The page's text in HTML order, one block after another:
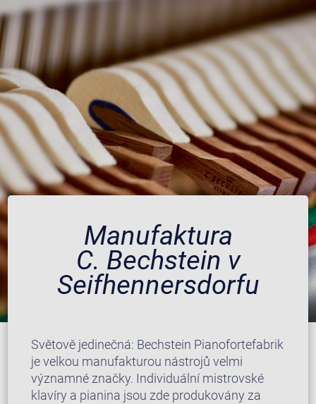
Manufaktura
C. Bechstein v
Seifhennersdorfu
Světově jedinečná: Bechstein Pianofortefabrik
je velkou manufakturou nástrojů velmi
významné značky. Individuální mistrovské
klavíry a pianina jsou zde produkovány za